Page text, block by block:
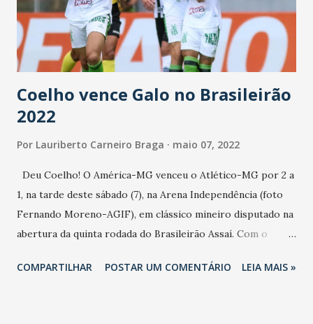
Coelho vence Galo no Brasileirão
2022
Por Lauriberto Carneiro Braga maio 07, 2022
Deu Coelho! O América-MG venceu o Atlético-MG por 2 a
1, na tarde deste sábado (7), na Arena Independência (foto
Fernando Moreno-AGIF), em clássico mineiro disputado na
abertura da quinta rodada do Brasileirão Assaí. Com o
com nove pontos. O Galo fica em quarto lugar, com oito
COMPARTILHAR POSTAR UM COMENTÁRIO LEIA MAIS »